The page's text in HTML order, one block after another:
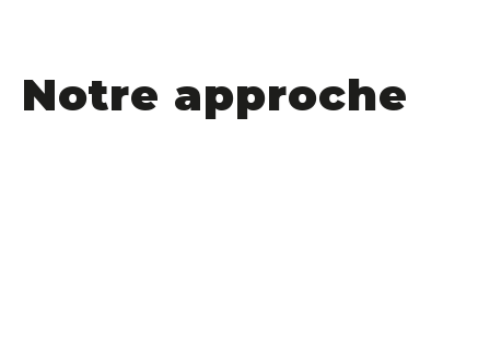
Notre approche